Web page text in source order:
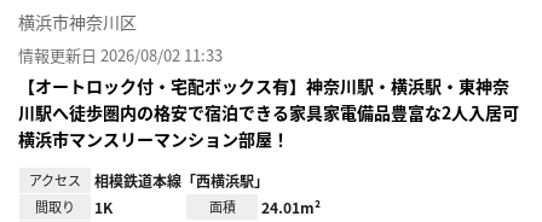
横浜市神奈川区
情報更新日 2026/08/02 11:33
【オートロック付・宅配ボックス有】神奈川駅・横浜駅・東神奈
川駅へ徒歩圏内の格安で宿泊できる家具家電備品豊富な2人入居可
横浜市マンスリーマンション部屋！
アクセス 相模鉄道本線「西横浜駅」
間取り 1K 面積 24.01m²